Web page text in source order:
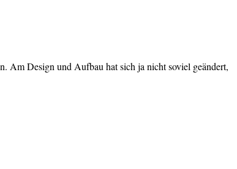
Am Design und Aufbau hat sich ja nicht soviel geändert,